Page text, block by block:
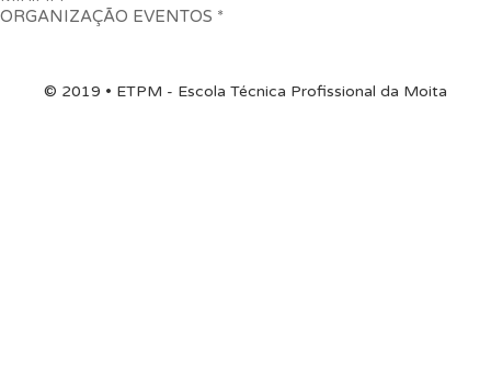
ORGANIZAÇÃO EVENTOS *
© 2019 • ETPM - Escola Técnica Profissional da Moita